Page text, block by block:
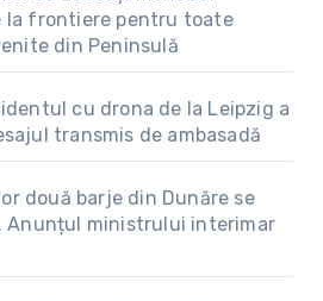
la frontiere pentru toate
din Peninsulă
cu drona de la Leipzig a
transmis de ambasadă
două barje din Dunăre se
Anunțul ministrului interimar